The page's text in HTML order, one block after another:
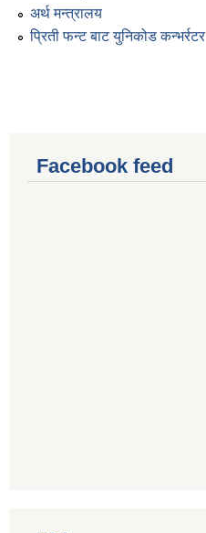
अर्थ मन्त्रालय
प्रिती फन्ट बाट युनिकोड कन्भर्रटर
Facebook feed